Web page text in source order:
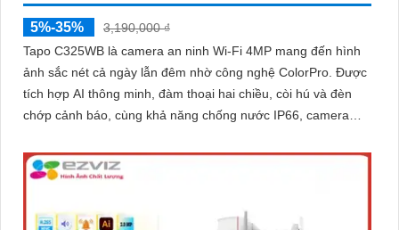
5%-35%
3,190,000 ₫
Tapo C325WB là camera an ninh Wi-Fi 4MP mang đến hình
ảnh sắc nét cả ngày lẫn đêm nhờ công nghệ ColorPro. Được
tích hợp AI thông minh, đàm thoại hai chiều, còi hú và đèn
chớp cảnh báo, cùng khả năng chống nước IP66, camera